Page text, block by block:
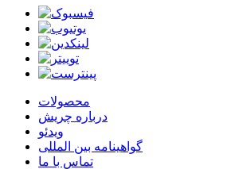
محصولات
درباره چریش
ویدئو
گواهینامه بین المللی
تماس با ما